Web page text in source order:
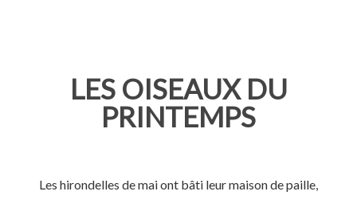
LES OISEAUX DU
PRINTEMPS
Les hirondelles de mai ont bâti leur maison de paille,